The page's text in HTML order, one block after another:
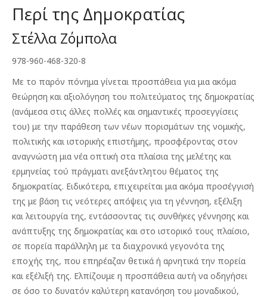
είναι:
€17.91.
Περί της Δημοκρατίας
Στέλλα Ζόμπολα
978-960-468-320-8
Με το παρόν πόνημα γίνεται προσπάθεια για μια ακόμα
θεώρηση και αξιολόγηση του πολιτεύματος της δημοκρατίας
(ανάμεσα στις άλλες πολλές και σημαντικές προσεγγίσεις
του) με την παράθεση των νέων πορισμάτων της νομικής,
πολιτικής και ιστορικής επιστήμης, προσφέροντας στον
αναγνώστη μια νέα οπτική στα πλαίσια της μελέτης και
ερμηνείας τού πράγματι ανεξάντλητου θέματος της
δημοκρατίας. Ειδικότερα, επιχειρείται μια ακόμα προσέγγισή
της με βάση τις νεότερες απόψεις για τη γέννηση, εξέλιξη
και λειτουργία της, εντάσσοντας τις συνθήκες γέννησης και
ανάπτυξης της δημοκρατίας και στο ιστορικό τους πλαίσιο,
σε πορεία παράλληλη με τα διαχρονικά γεγονότα της
εποχής της, που επηρέαζαν θετικά ή αρνητικά την πορεία
και εξέλιξή της. Ελπίζουμε η προσπάθεια αυτή να οδηγήσει
σε όσο το δυνατόν καλύτερη κατανόηση του μοναδικού,